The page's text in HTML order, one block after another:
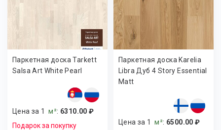
Паркетная доска Tarkett
Salsa Art White Pearl
Цена за 1м²: 6310.00 ₽
Подарок за покупку
Паркетная доска Karelia
Libra Дуб 4 Story Essential
Matt
Цена за 1м²: 6500.00 ₽